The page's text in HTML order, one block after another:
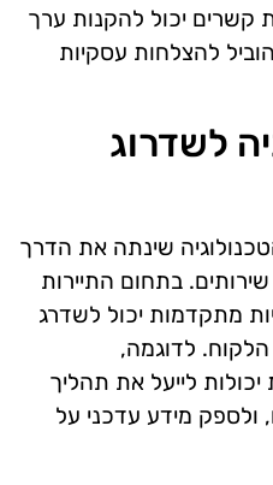
קשרים יכול להקנות ערך
להצלחות עסקיות
לשדרוג
שינתה את הדרך
בתחום התיירות
מתקדמות יכול לשדרג
לדוגמה,
לייעל את תהליך
ולספק מידע עדכני על